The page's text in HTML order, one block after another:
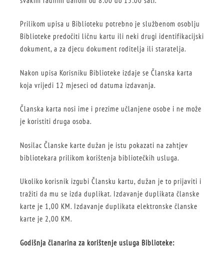
Prilikom upisa u Biblioteku potrebno je službenom osoblju
Biblioteke predočiti ličnu kartu ili neki drugi identifikacijski
dokument, a za djecu dokument roditelja ili staratelja.
Nakon upisa Korisniku Biblioteke izdaje se Članska karta
koja vrijedi 12 mjeseci od datuma izdavanja.
Članska karta nosi ime i prezime učlanjene osobe i ne može
je koristiti druga osoba.
Nosilac Članske karte dužan je istu pokazati na zahtjev
bibliotekara prilikom korištenja bibliotečkih usluga.
Ukoliko korisnik izgubi Člansku kartu, dužan je to prijaviti i
tražiti da mu se izda duplikat. Izdavanje duplikata članske
karte je 1,00 KM. Izdavanje duplikata elektronske članske
karte je 2,00 KM.
Godišnja članarina za korištenje usluga Biblioteke: